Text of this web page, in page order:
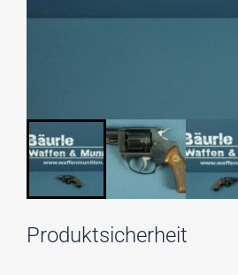
Produktsicherheit